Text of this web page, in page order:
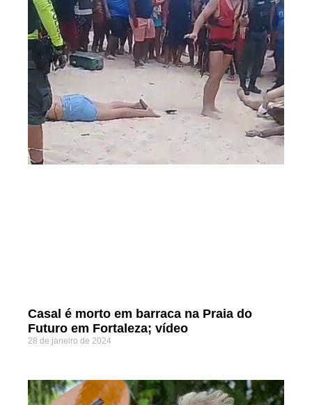
Casal é morto em barraca na Praia do
Futuro em Fortaleza; vídeo
28 de janeiro de 2024